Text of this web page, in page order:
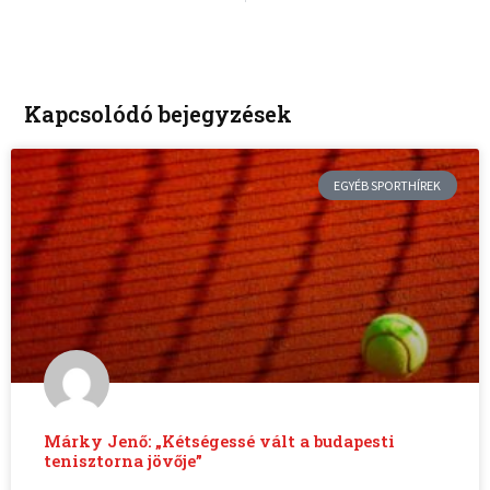
Kapcsolódó bejegyzések
EGYÉB SPORTHÍREK
Márky Jenő: „Kétségessé vált a budapesti
tenisztorna jövője”